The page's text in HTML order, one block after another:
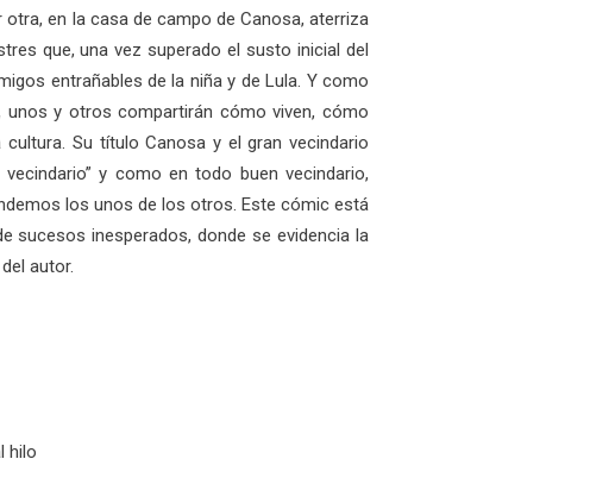
en la casa de campo de Canosa, aterriza
que, una vez superado el susto inicial del
entrañables de la niña y de Lula. Y como
y otros compartirán cómo viven, cómo
Su título Canosa y el gran vecindario
y como en todo buen vecindario,
los unos de los otros. Este cómic está
sucesos inesperados, donde se evidencia la
autor.
hilo